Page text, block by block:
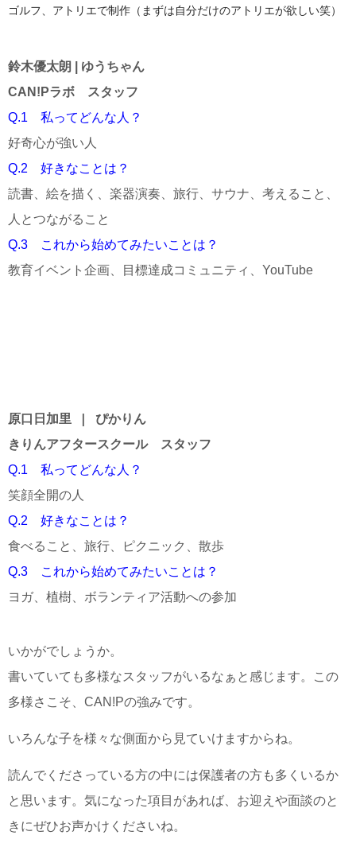
ゴルフ、アトリエで制作（まずは自分だけのアトリエが欲しい笑）
鈴木優太朗 | ゆうちゃん
CAN!Pラボ スタッフ
Q.1 私ってどんな人？
好奇心が強い人
Q.2 好きなことは？
読書、絵を描く、楽器演奏、旅行、サウナ、考えること、
人とつながること
Q.3 これから始めてみたいことは？
教育イベント企画、目標達成コミュニティ、YouTube
原口日加里 | ぴかりん
きりんアフタースクール　スタッフ
Q.1　私ってどんな人？
笑顔全開の人
Q.2　好きなことは？
食べること、旅行、ピクニック、散歩
Q.3　これから始めてみたいことは？
ヨガ、植樹、ボランティア活動への参加
いかがでしょうか。
書いていても多様なスタッフがいるなぁと感じます。この
多様さこそ、CAN!Pの強みです。
いろんな子を様々な側面から見ていけますからね。
読んでくださっている方の中には保護者の方も多くいるか
と思います。気になった項目があれば、お迎えや面談のと
きにぜひお声かけくださいね。